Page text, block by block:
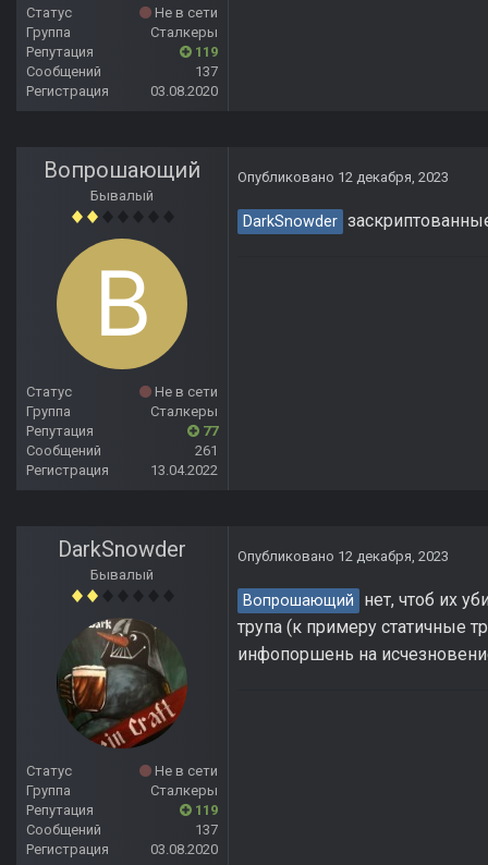
Статус
Не в сети
Группа
Сталкеры
Репутация
119
Сообщений
137
Регистрация
03.08.2020
Вопрошающий
Бывалый
Статус
Не в сети
Группа
Сталкеры
Репутация
77
Сообщений
261
Регистрация
13.04.2022
Опубликовано 12 декабря, 2023
DarkSnowder
DarkSnowder
Бывалый
Статус
Не в сети
Группа
Сталкеры
Репутация
119
Сообщений
137
Регистрация
03.08.2020
Опубликовано 12 декабря, 2023
Вопрошающий
нет, чтоб их
трупа (к примеру статичные
инфопоршень на